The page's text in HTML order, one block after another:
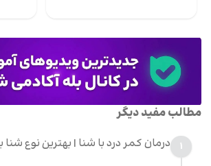
مطالب مفید دیگر
1 درمان کمر درد با شنا | بهترین نوع